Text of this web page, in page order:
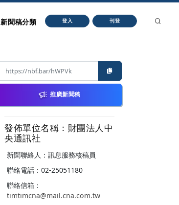
新聞稿分類 登入 刊登
推廣新聞稿
發佈單位名稱：財團法人中
央通訊社
新聞聯絡人：訊息服務核稿員
聯絡電話：02-25051180
聯絡信箱：
timtimcna@mail.cna.com.tw